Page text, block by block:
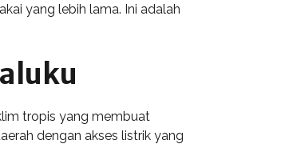
yang lebih lama. Ini adalah
tropis yang membuat
dengan akses listrik yang